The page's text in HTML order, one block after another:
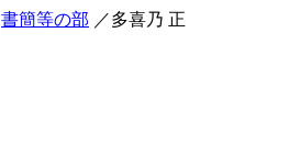
書簡等の部 ／多喜乃 正